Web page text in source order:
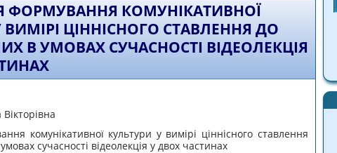
ФОРМУВАННЯ КОМУНІКАТИВНОЇ
ЦІННІСНОГО СТАВЛЕННЯ ДО
В УМОВАХ СУЧАСНОСТІ ВІДЕОЛЕКЦІЯ
комунікативної культури у вимірі ціннісного ставлення
сучасності відеолекція у двох частинах